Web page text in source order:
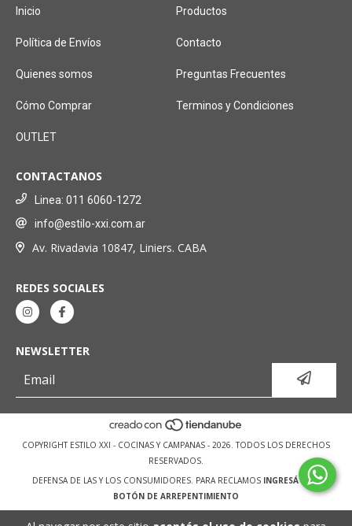
Inicio Productos
Política de Envíos Contacto
Quienes somos Preguntas Frecuentes
Cómo Comprar Terminos y Condiciones
OUTLET
CONTACTANOS
Linea: 011 6060-1272
info@estilo-xxi.com.ar
Av. Rivadavia 10847, Liniers. CABA
REDES SOCIALES
NEWSLETTER
COPYRIGHT ESTILO XXI - COCINAS Y CAMPANAS - 2026. TODOS LOS DERECHOS
RESERVADOS.
DEFENSA DE LAS Y LOS CONSUMIDORES. PARA RECLAMOS INGRESÁ ACÁ.
BOTÓN DE ARREPENTIMIENTO